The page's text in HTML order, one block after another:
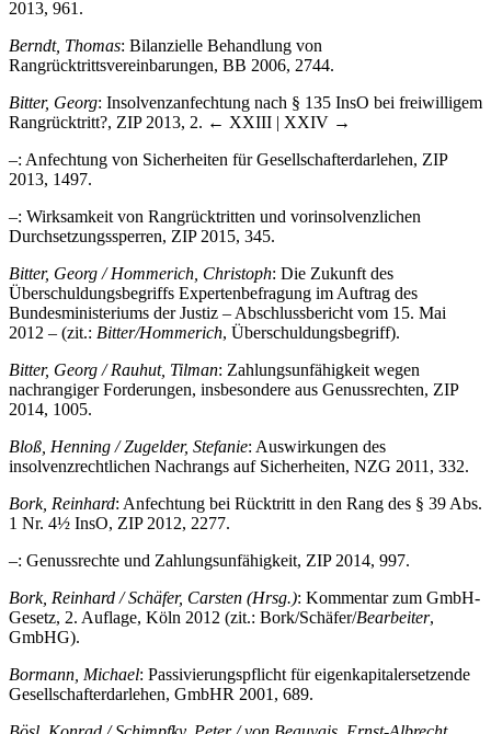
2013, 961.
Berndt, Thomas: Bilanzielle Behandlung von
Rangrücktrittsvereinbarungen, BB 2006, 2744.
Bitter, Georg: Insolvenzanfechtung nach § 135 InsO bei freiwilligem
Rangrücktritt?, ZIP 2013, 2. ← XXIII | XXIV →
–: Anfechtung von Sicherheiten für Gesellschafterdarlehen, ZIP
2013, 1497.
–: Wirksamkeit von Rangrücktritten und vorinsolvenzlichen
Durchsetzungssperren, ZIP 2015, 345.
Bitter, Georg / Hommerich, Christoph: Die Zukunft des
Überschuldungsbegriffs Expertenbefragung im Auftrag des
Bundesministeriums der Justiz – Abschlussbericht vom 15. Mai
2012 – (zit.: Bitter/Hommerich, Überschuldungsbegriff).
Bitter, Georg / Rauhut, Tilman: Zahlungsunfähigkeit wegen
nachrangiger Forderungen, insbesondere aus Genussrechten, ZIP
2014, 1005.
Bloß, Henning / Zugelder, Stefanie: Auswirkungen des
insolvenzrechtlichen Nachrangs auf Sicherheiten, NZG 2011, 332.
Bork, Reinhard: Anfechtung bei Rücktritt in den Rang des § 39 Abs.
1 Nr. 4½ InsO, ZIP 2012, 2277.
–: Genussrechte und Zahlungsunfähigkeit, ZIP 2014, 997.
Bork, Reinhard / Schäfer, Carsten (Hrsg.): Kommentar zum GmbH-
Gesetz, 2. Auflage, Köln 2012 (zit.: Bork/Schäfer/Bearbeiter,
GmbHG).
Bormann, Michael: Passivierungspflicht für eigenkapitalersetzende
Gesellschafterdarlehen, GmbHR 2001, 689.